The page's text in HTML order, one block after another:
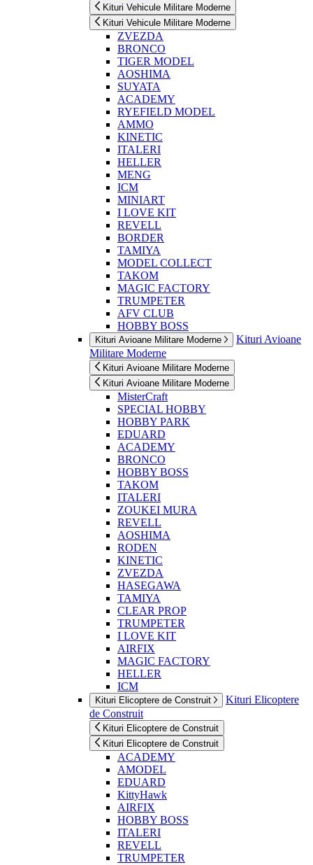
Kituri Vehicule Militare Moderne
Kituri Vehicule Militare Moderne
ZVEZDA
BRONCO
TIGER MODEL
AOSHIMA
SUYATA
ACADEMY
RYEFIELD MODEL
AMMO
KINETIC
ITALERI
HELLER
MENG
ICM
MINIART
I LOVE KIT
REVELL
BORDER
TAMIYA
MODEL COLLECT
TAKOM
MAGIC FACTORY
TRUMPETER
AFV CLUB
HOBBY BOSS
Kituri Avioane Militare Moderne
Kituri Avioane
Militare Moderne
Kituri Avioane Militare Moderne
Kituri Avioane Militare Moderne
MisterCraft
SPECIAL HOBBY
HOBBY PARK
EDUARD
ACADEMY
BRONCO
HOBBY BOSS
TAKOM
ITALERI
ZOUKEI MURA
REVELL
AOSHIMA
RODEN
KINETIC
ZVEZDA
HASEGAWA
TAMIYA
CLEAR PROP
TRUMPETER
I LOVE KIT
AIRFIX
MAGIC FACTORY
HELLER
ICM
Kituri Elicoptere de Construit
Kituri Elicoptere
de Construit
Kituri Elicoptere de Construit
Kituri Elicoptere de Construit
ACADEMY
AMODEL
EDUARD
KittyHawk
AIRFIX
HOBBY BOSS
ITALERI
REVELL
TRUMPETER